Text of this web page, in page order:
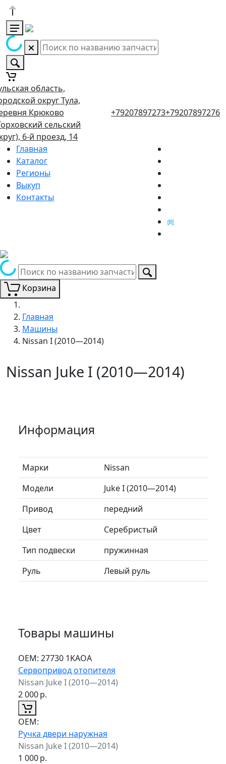
область,
округ Тула,
Крюково
сельский
6-й проезд, 14
+79207897273+79207897276
Главная
Каталог
Регионы
Выкуп
Контакты
Корзина
Главная
Машины
Nissan I (2010—2014)
Nissan Juke I (2010—2014)
Информация
Марки
Nissan
Модели
Juke I (2010—2014)
Привод
передний
Цвет
Серебристый
Тип подвески
пружинная
Руль
Левый руль
Товары машины
ОЕМ: 27730 1KAOA
Сервопривод отопителя
Nissan Juke I (2010—2014)
2 000р.
ОЕМ:
Ручка двери наружная
Nissan Juke I (2010—2014)
1 000р.